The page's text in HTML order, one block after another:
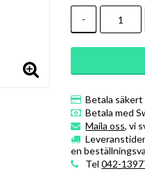
-
Betala
Betala med
Maila oss, vi
en
Tel042-